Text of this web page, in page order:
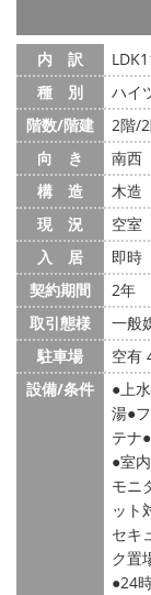
内 訳
種 別
ハイ
階数/階建
2階/
向 き
南西
構 造
木造
現 況
空室
入 居
即時
契約期間
2年
取引態様
一般
駐車場
空有
設備/条件
上
湯
テナ
室
モニ
ット
セキ
ク置
24